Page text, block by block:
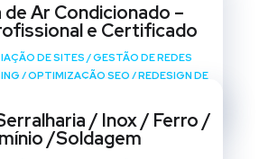
de Ar Condicionado –
e Certificado
DE SITES /GESTÃO DE REDES
/OPTIMIZAÇÃO SEO /REDESIGN DE
/ Inox / Ferro /
/Soldagem